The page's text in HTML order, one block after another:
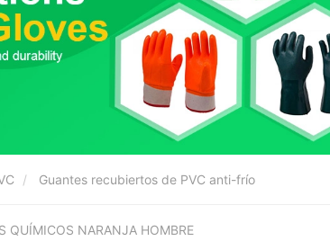
Guantes recubiertos de PVC anti-frío
QUÍMICOS NARANJA HOMBRE